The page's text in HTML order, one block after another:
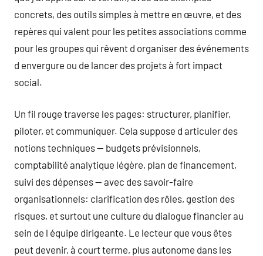
concrets, des outils simples à mettre en œuvre, et des
repères qui valent pour les petites associations comme
pour les groupes qui rêvent d organiser des événements
d envergure ou de lancer des projets à fort impact
social.
Un fil rouge traverse les pages: structurer, planifier,
piloter, et communiquer. Cela suppose d articuler des
notions techniques — budgets prévisionnels,
comptabilité analytique légère, plan de financement,
suivi des dépenses — avec des savoir-faire
organisationnels: clarification des rôles, gestion des
risques, et surtout une culture du dialogue financier au
sein de l équipe dirigeante. Le lecteur que vous êtes
peut devenir, à court terme, plus autonome dans les